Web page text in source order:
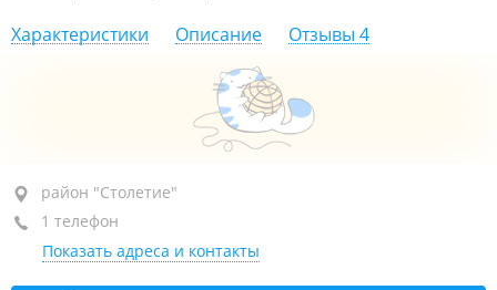
Характеристики Описание Отзывы 4
район "Столетие", пр-т 100-летия Владивостока, 28Б
+7 914 344-51-02
закрыто, откроется в 10:00
район "Столетие"
1 телефон
Показать адреса и контакты